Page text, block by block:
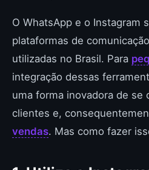
O WhatsApp e o Instagram
plataformas de
utilizadas no Brasil. Para
integração dessas
uma forma inovadora de se
clientes e,
vendas. Mas como fazer